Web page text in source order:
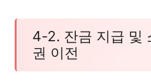
4-2. 잔금 지급 및
권 이전